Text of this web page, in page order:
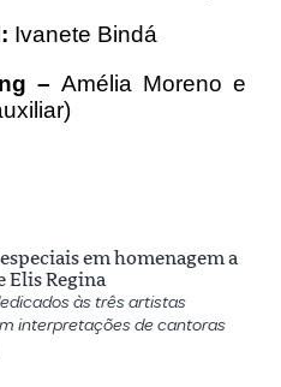
Ivanete Bindá
– Amélia Moreno e
em homenagem a
Elis Regina
às três artistas
interpretações de cantoras